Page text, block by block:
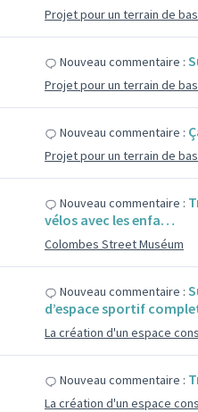
Projet pour un terrain de
Nouveau commentaire :
Projet pour un terrain de
Nouveau commentaire :
Projet pour un terrain de
Nouveau commentaire :
vélos avec les enfa…
Colombes Street Muséum
Nouveau commentaire :
d’espace sportif
La création d'un espace
Nouveau commentaire :
La création d'un espace